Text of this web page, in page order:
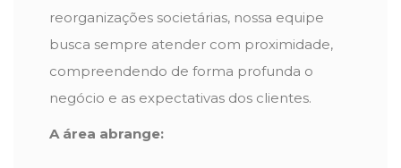
reorganizações societárias, nossa equipe
busca sempre atender com proximidade,
compreendendo de forma profunda o
negócio e as expectativas dos clientes.
A área abrange: